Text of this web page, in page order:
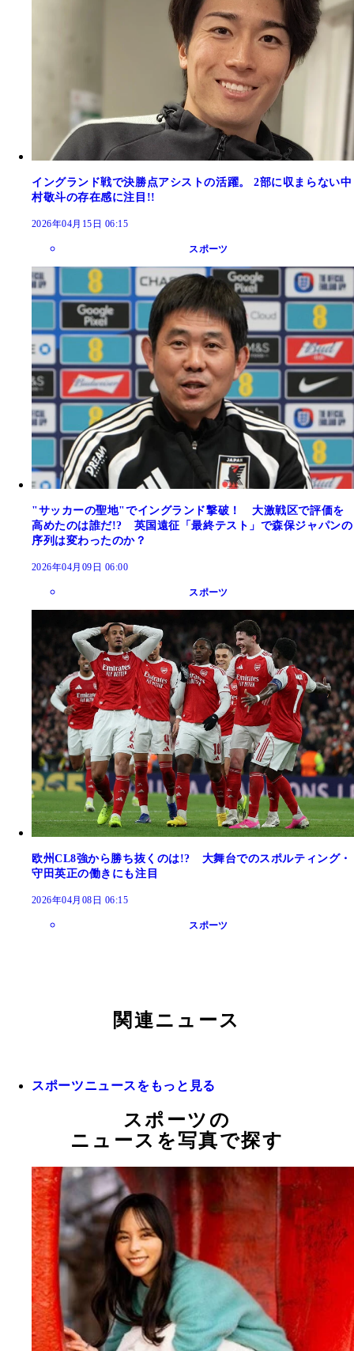
イングランド戦で決勝点アシストの活躍。 2部に収まらない中
村敬斗の存在感に注目!!
2026年04月15日 06:15
スポーツ
"サッカーの聖地"でイングランド撃破！ 大激戦区で評価を
高めたのは誰だ!? 英国遠征「最終テスト」で森保ジャパンの
序列は変わったのか？
2026年04月09日 06:00
スポーツ
欧州CL8強から勝ち抜くのは!? 大舞台でのスポルティング・
守田英正の働きにも注目
2026年04月08日 06:15
スポーツ
関連ニュース
スポーツニュースをもっと見る
スポーツの
ニュースを写真で探す